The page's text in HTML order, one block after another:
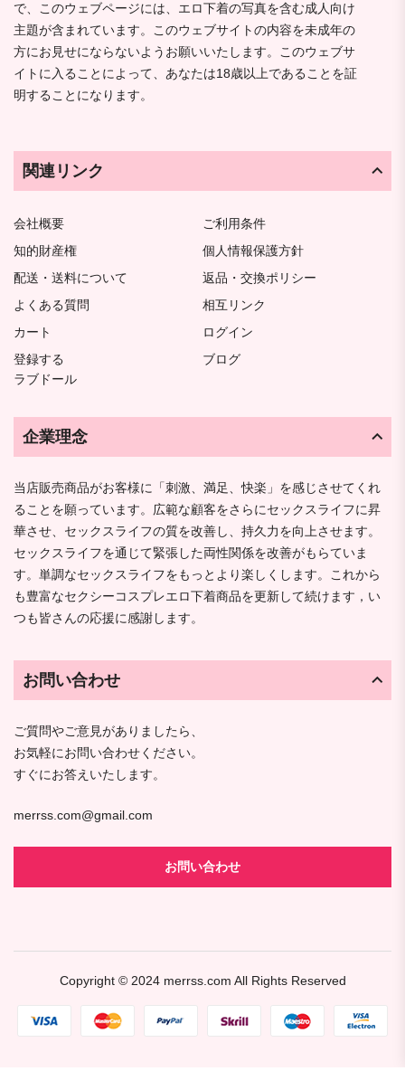
で、このウェブページには、エロ下着の写真を含む成人向け
主題が含まれています。このウェブサイトの内容を未成年の
方にお見せにならないようお願いいたします。このウェブサ
イトに入ることによって、あなたは18歳以上であることを証
明することになります。
関連リンク
会社概要
ご利用条件
知的財産権
個人情報保護方針
配送・送料について
返品・交換ポリシー
よくある質問
相互リンク
カート
ログイン
登録する
ブログ
ラブドール
企業理念
当店販売商品がお客様に「刺激、満足、快楽」を感じさせてくれ
ることを願っています。広範な顧客をさらにセックスライフに昇
華させ、セックスライフの質を改善し、持久力を向上させます。
セックスライフを通じて緊張した両性関係を改善がもらていま
す。単調なセックスライフをもっとより楽しくします。これから
も豊富なセクシーコスプレエロ下着商品を更新して続けます，い
つも皆さんの応援に感謝します。
お問い合わせ
ご質問やご意見がありましたら、
お気軽にお問い合わせください。
すぐにお答えいたします。
merrss.com@gmail.com
お問い合わせ
Copyright © 2024 merrss.com All Rights Reserved